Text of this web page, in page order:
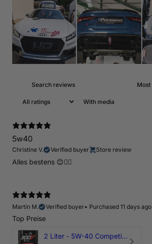
With media
5w40
Christine V. Verified buyer Store review
Alles bestens 😊👍🏻
Martin M.
Verified buyer• Purchased 11 days ago
Top Preise
2 Liter - 5W-40 Competition 300V Motul Motoröl